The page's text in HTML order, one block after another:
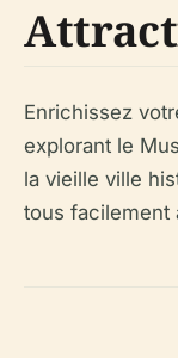
Enrichissez
explorant le
la vieille ville
tous facilement